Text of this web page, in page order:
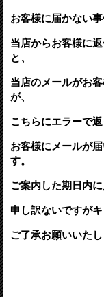
お客様に届かない
当店からお客様に
と、
当店のメールがお
が、
こちらにエラーで
お客様にメールが
す。
ご案内した期日内
申し訳ないですが
ご了承お願いいたし